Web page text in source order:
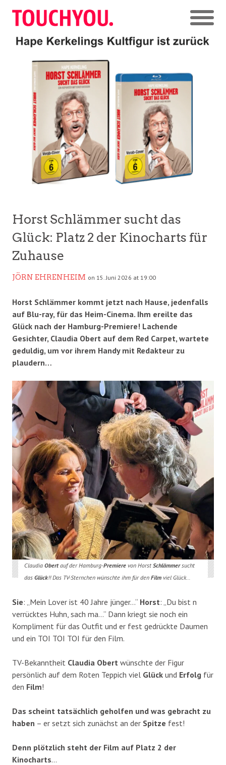
Horst Schlämmer sucht das
Glück: Platz 2 der Kinocharts für
Zuhause
JÖRN EHRENHEIM on 15. Juni 2026 at 19:00
Horst Schlämmer kommt jetzt nach Hause, jedenfalls
auf Blu-ray, für das Heim-Cinema. Ihm ereilte das
Glück nach der Hamburg-Premiere! Lachende
Gesichter, Claudia Obert auf dem Red Carpet, wartete
geduldig, um vor ihrem Handy mit Redakteur zu
plaudern…
Claudia Obertauf der Hamburg-Premierevon Horst Schlämmersucht
das Glück!! Das TV-Sternchen wünschte ihm für den Filmviel Glück…
Sie: „Mein Lover ist 40 Jahre jünger…“ Horst: „Du bist n
verrücktes Huhn, sach ma…“ Dann kriegt sie noch ein
Kompliment für das Outfit und er fest gedrückte Daumen
und ein TOI TOI TOI für den Film.
TV-Bekanntheit Claudia Obert wünschte der Figur
persönlich auf dem Roten Teppich viel Glück und Erfolg für
den Film!
Das scheint tatsächlich geholfen und was gebracht zu
haben – er setzt sich zunächst an der Spitze fest!
Denn plötzlich steht der Film auf Platz 2 der
Kinocharts…